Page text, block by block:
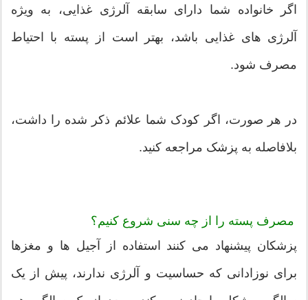
اگر خانواده شما دارای سابقه آلرژی غذایی، به ویژه
آلرژی های غذایی باشد، بهتر است از پسته با احتیاط
مصرف شود.
در هر صورت، اگر کودک شما علائم ذکر شده را داشت،
بلافاصله به پزشک مراجعه کنید.
مصرف پسته را از چه سنی شروع کنیم؟
پزشکان پیشنهاد می کنند استفاده از آجیل ها و مغزها
برای نوزادانی که حساسیت و آلرژی ندارند، پیش از یک